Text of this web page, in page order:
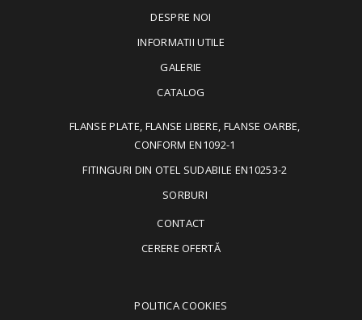
DESPRE NOI
INFORMATII UTILE
GALERIE
CATALOG
FLANSE PLATE, FLANSE LIBERE, FLANSE OARBE,
CONFORM EN1092-1
FITINGURI DIN OTEL SUDABILE EN10253-2
SORBURI
CONTACT
CERERE OFERTĂ
POLITICA COOKIES